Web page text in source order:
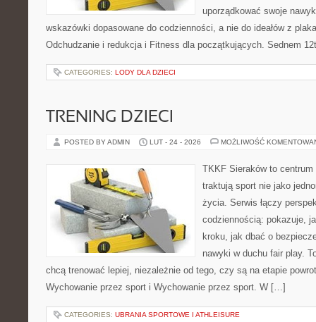
uporządkować swoje
wskazówki dopasowane do codzienności, a nie do ideałów z
Odchudzanie i redukcja i Fitness dla początkujących. Sednem
CATEGORIES: LODY DLA DZIECI
TRENING DZIECI
POSTED BY ADMIN LUT - 24 - 2026 MOŻLIWOŚĆ
TKKF Sieraków to
traktują sport nie jako
życia. Serwis łączy
codziennością: pokazuje,
kroku, jak dbać o
nawyki w duchu fair play.
chcą trenować lepiej, niezależnie od tego, czy są na etapie
Wychowanie przez sport i Wychowanie przez sport. W […]
CATEGORIES: UBRANIA SPORTOWE I ATHLEISURE